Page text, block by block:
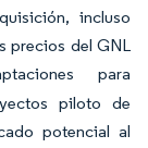
incluso
precios del GNL
para
piloto de
potencial al